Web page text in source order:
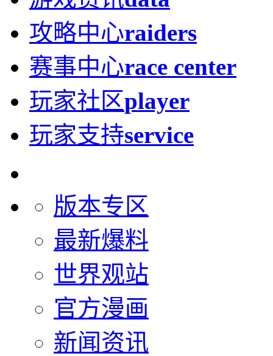
攻略中心raiders
赛事中心race center
玩家社区player
玩家支持service
版本专区
最新爆料
世界观站
官方漫画
新闻资讯